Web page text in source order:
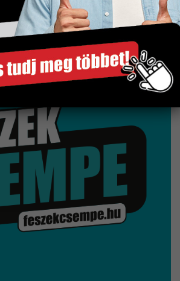
szállítás
raktárról